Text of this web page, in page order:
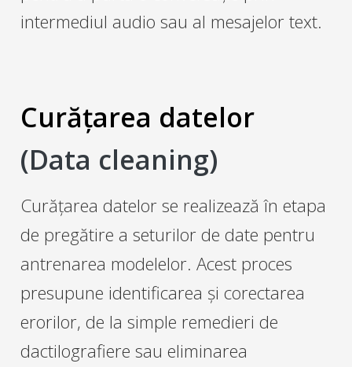
intermediul audio sau al mesajelor text.
Curățarea datelor
(Data cleaning)
Curățarea datelor se realizează în etapa
de pregătire a seturilor de date pentru
antrenarea modelelor. Acest proces
presupune identificarea și corectarea
erorilor, de la simple remedieri de
dactilografiere sau eliminarea